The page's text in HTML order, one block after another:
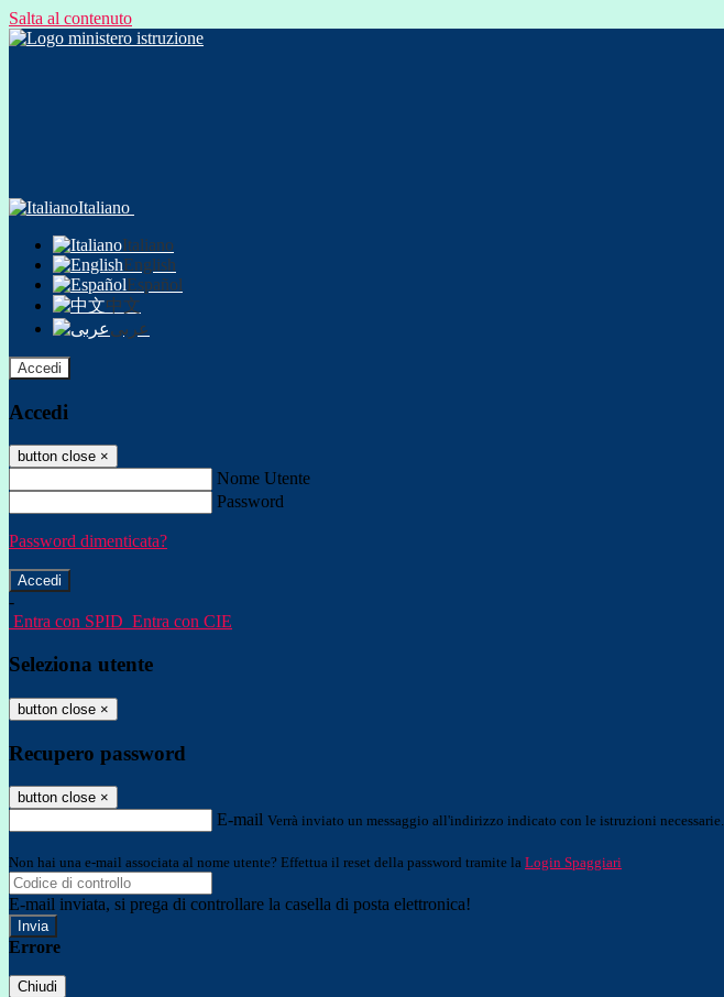
Salta al contenuto
Italiano
Italiano
English
Español
中文
عربى
Accedi
Accedi
button close ×
Nome Utente
Password
Password dimenticata?
-
Entra con SPID Entra con CIE
Seleziona utente
button close ×
Recupero password
button close ×
E-mail Verrà inviato un messaggio all'indirizzo indicato con le istruzioni necessarie.
Non hai una e-mail associata al nome utente? Effettua il reset della password tramite la Login Spaggiari
E-mail inviata, si prega di controllare la casella di posta elettronica!
Errore
Chiudi